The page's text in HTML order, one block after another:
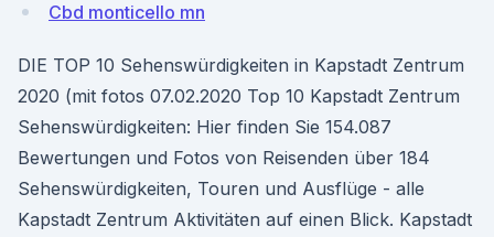
Cbd monticello mn
DIE TOP 10 Sehenswürdigkeiten in Kapstadt Zentrum
2020 (mit fotos 07.02.2020 Top 10 Kapstadt Zentrum
Sehenswürdigkeiten: Hier finden Sie 154.087
Bewertungen und Fotos von Reisenden über 184
Sehenswürdigkeiten, Touren und Ausflüge - alle
Kapstadt Zentrum Aktivitäten auf einen Blick. Kapstadt